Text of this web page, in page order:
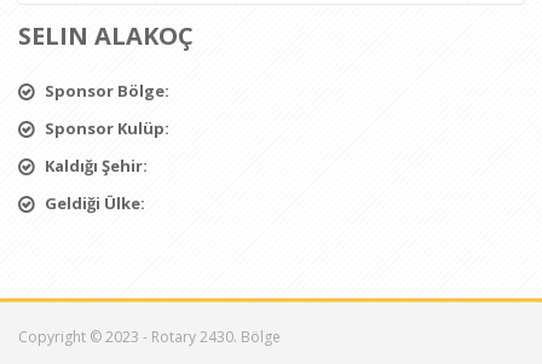
SELIN ALAKOÇ
Sponsor Bölge:
Sponsor Kulüp:
Kaldığı Şehir:
Geldiği Ülke:
Copyright © 2023 - Rotary 2430. Bölge